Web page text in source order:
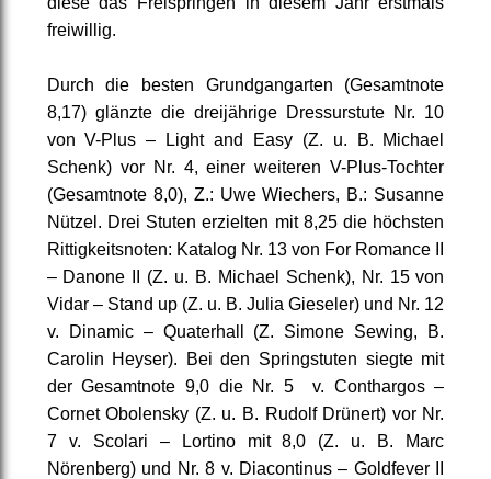
freiwillig.
Durch die besten Grundgangarten (Gesamtnote
8,17) glänzte die dreijährige Dressurstute Nr. 10
von V-Plus – Light and Easy (Z. u. B. Michael
Schenk) vor Nr. 4, einer weiteren V-Plus-Tochter
(Gesamtnote 8,0), Z.: Uwe Wiechers, B.: Susanne
Nützel. Drei Stuten erzielten mit 8,25 die höchsten
Rittigkeitsnoten: Katalog Nr. 13 von For Romance II
– Danone II (Z. u. B. Michael Schenk), Nr. 15 von
Vidar – Stand up (Z. u. B. Julia Gieseler) und Nr. 12
v. Dinamic – Quaterhall (Z. Simone Sewing, B.
Carolin Heyser). Bei den Springstuten siegte mit
der Gesamtnote 9,0 die Nr. 5 v. Conthargos –
Cornet Obolensky (Z. u. B. Rudolf Drünert) vor Nr.
7 v. Scolari – Lortino mit 8,0 (Z. u. B. Marc
Nörenberg) und Nr. 8 v. Diacontinus – Goldfever II